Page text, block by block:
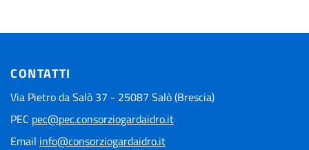
CONTATTI
Via Pietro da Salò 37 - 25087 Salò (Brescia)
PEC pec@pec.consorziogardaidro.it
Email info@consorziogardaidro.it